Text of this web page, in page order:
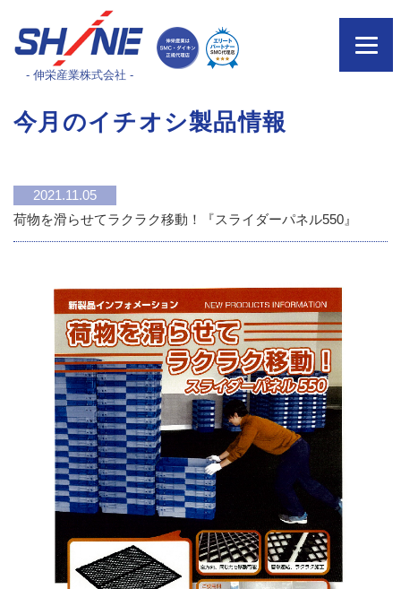
- 伸栄産業株式会社 -
今月のイチオシ製品情報
2021.11.05
荷物を滑らせてラクラク移動！『スライダーパネル550』